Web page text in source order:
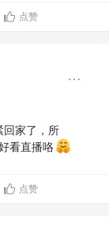
点赞
回家了，所
看直播咯
点赞